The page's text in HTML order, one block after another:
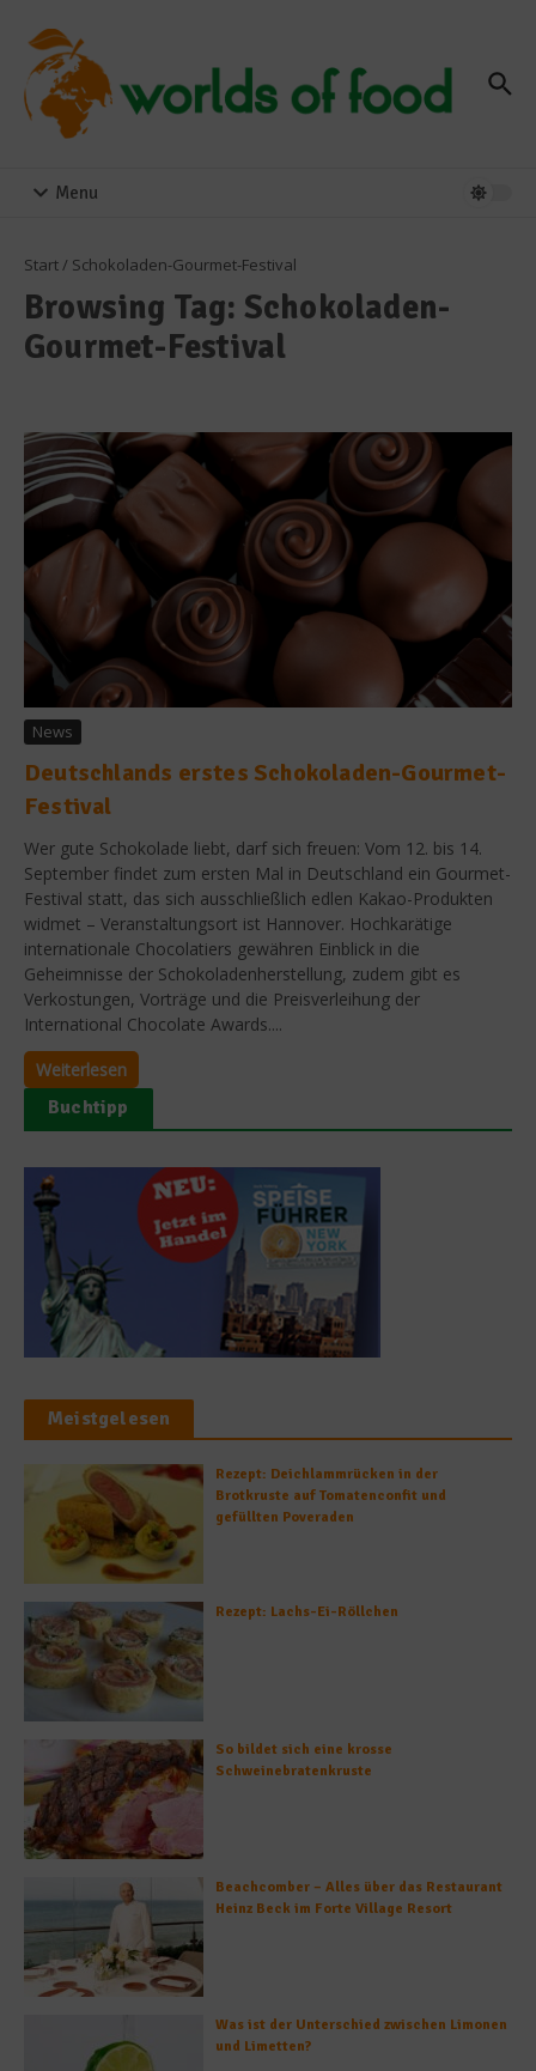
Menu
Start/ Schokoladen-Gourmet-Festival
Browsing Tag: Schokoladen-
Gourmet-Festival
News
Deutschlands erstes Schokoladen-Gourmet-
Festival
Wer gute Schokolade liebt, darf sich freuen: Vom 12. bis 14.
September findet zum ersten Mal in Deutschland ein Gourmet-
Festival statt, das sich ausschließlich edlen Kakao-Produkten
widmet – Veranstaltungsort ist Hannover. Hochkarätige
internationale Chocolatiers gewähren Einblick in die
Geheimnisse der Schokoladenherstellung, zudem gibt es
Verkostungen, Vorträge und die Preisverleihung der
International Chocolate Awards....
Weiterlesen
Buchtipp
Meistgelesen
Rezept: Deichlammrücken in der
Brotkruste auf Tomatenconfit und
gefüllten Poveraden
Rezept: Lachs-Ei-Röllchen
So bildet sich eine krosse
Schweinebratenkruste
Beachcomber – Alles über das Restaurant
Heinz Beck im Forte Village Resort
Was ist der Unterschied zwischen Limonen
und Limetten?